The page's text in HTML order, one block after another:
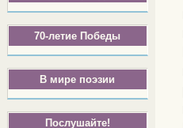
70-летие Победы
В мире поэзии
Послушайте!